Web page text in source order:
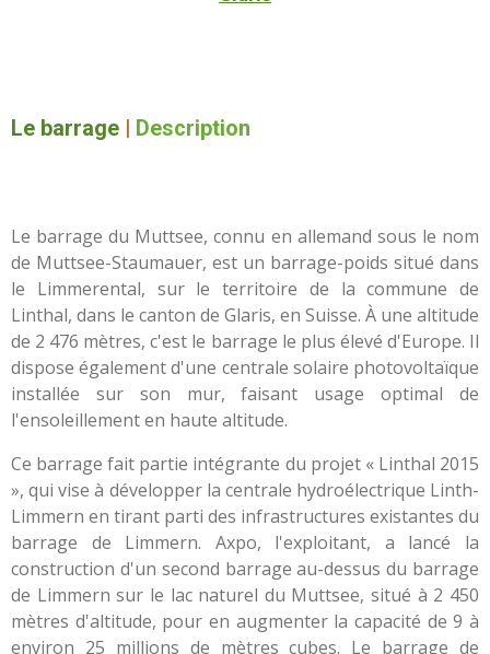
Le barrage Description
Le barrage du Muttsee, connu en allemand sous le nom
de Muttsee-Staumauer, est un barrage-poids situé dans
le Limmerental, sur le territoire de la commune de
Linthal, dans le canton de Glaris, en Suisse. À une altitude
de 2 476 mètres, c'est le barrage le plus élevé d'Europe. Il
dispose également d'une centrale solaire photovoltaïque
installée sur son mur, faisant usage optimal de
l'ensoleillement en haute altitude.
Ce barrage fait partie intégrante du projet « Linthal 2015
», qui vise à développer la centrale hydroélectrique Linth-
Limmern en tirant parti des infrastructures existantes du
barrage de Limmern. Axpo, l'exploitant, a lancé la
construction d'un second barrage au-dessus du barrage
de Limmern sur le lac naturel du Muttsee, situé à 2 450
mètres d'altitude, pour en augmenter la capacité de 9 à
environ 25 millions de mètres cubes. Le barrage de